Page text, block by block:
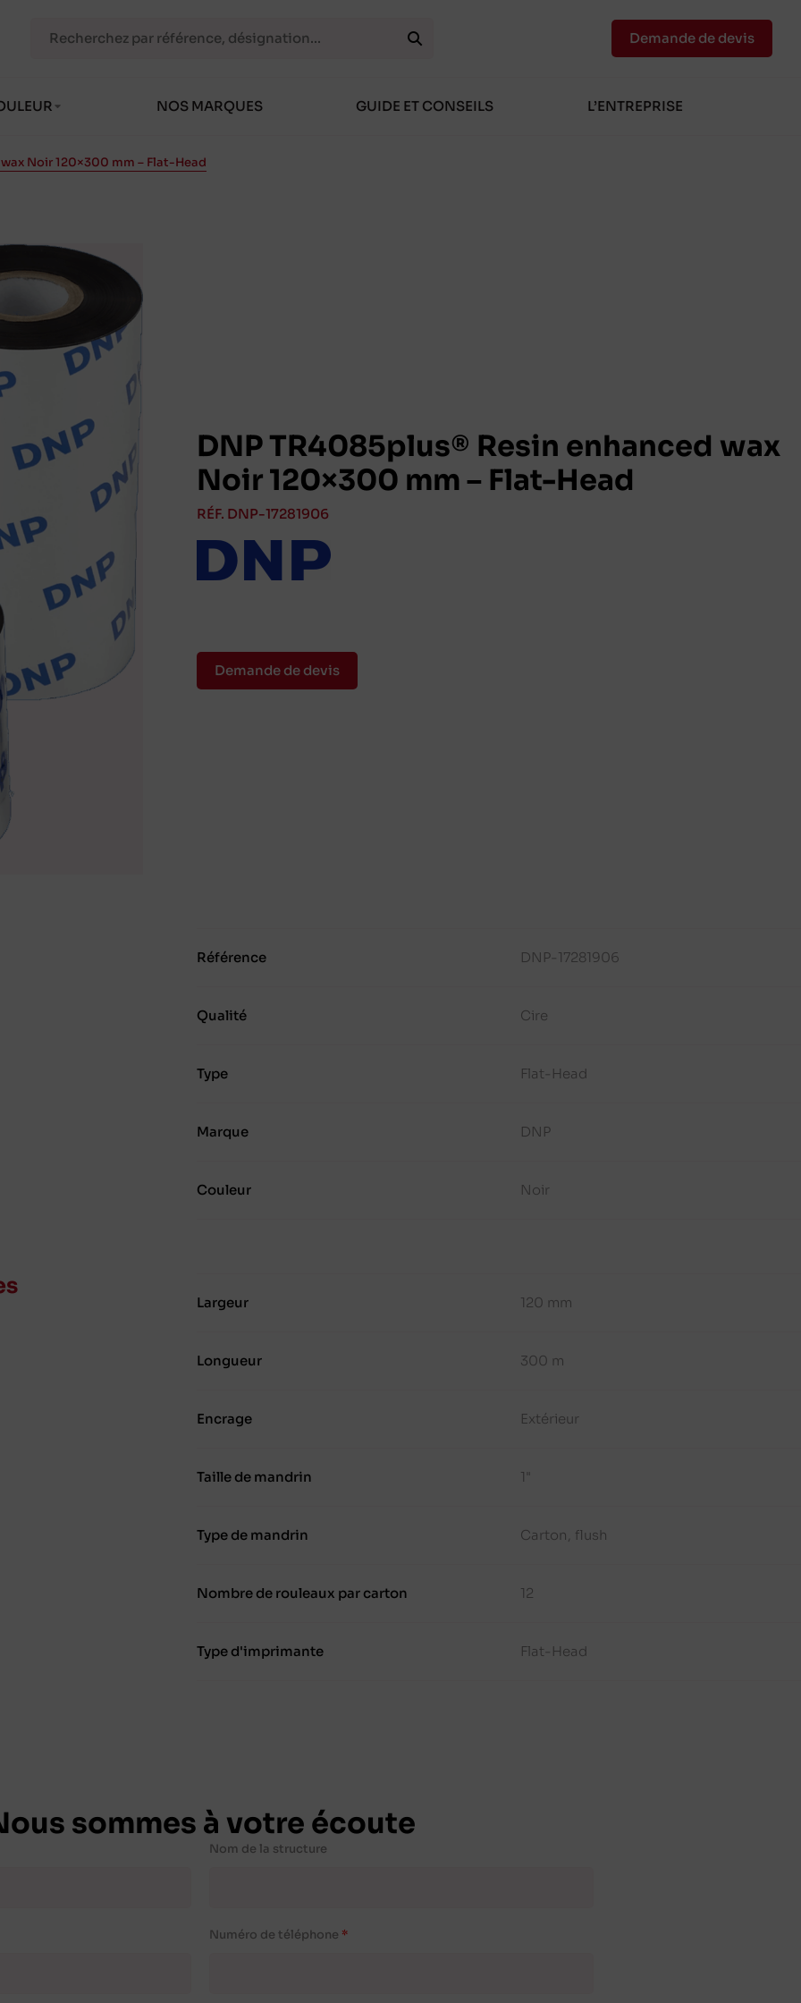
NOS MARQUES GUIDE ET CONSEILS L’ENTREPRISE
Demande de devis
Noir 120×300 mm – Flat-Head
DNP TR4085plus® Resin enhanced wax
Noir 120×300 mm – Flat-Head
RÉF. DNP-17281906
Demande de devis
Référence DNP-17281906
Qualité Cire
Type Flat-Head
Marque DNP
Couleur Noir
Largeur 120 mm
Longueur 300 m
Encrage Extérieur
Taille de mandrin 1"
Type de mandrin Carton, flush
Nombre de rouleaux par carton 12
Type d'imprimante Flat-Head
sommes à votre écoute
Nom de la structure
Numéro de téléphone